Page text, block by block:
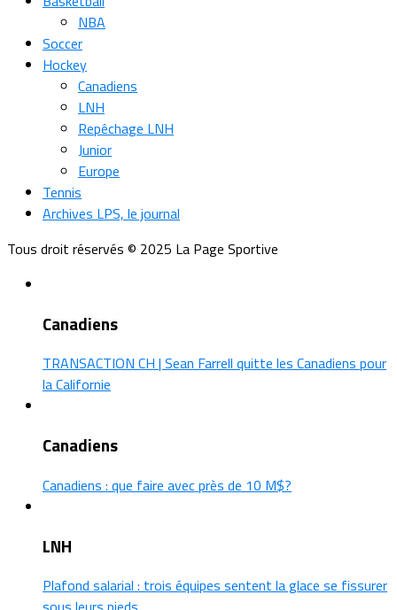
NBA
Soccer
Hockey
Canadiens
LNH
Repêchage LNH
Junior
Europe
Tennis
Archives LPS, le journal
Tous droit réservés © 2025 La Page Sportive
Canadiens
TRANSACTION CH | Sean Farrell quitte les Canadiens pour
la Californie
Canadiens
Canadiens : que faire avec près de 10 M$?
LNH
Plafond salarial : trois équipes sentent la glace se fissurer